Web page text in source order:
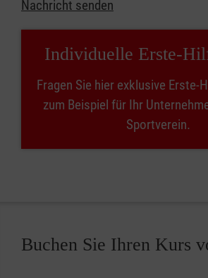
Nachricht senden
Individuelle Erste-
Fragen Sie hier exklusive Erste-
zum Beispiel für Ihr
Sportverein.
Buchen Sie Ihren Kurs